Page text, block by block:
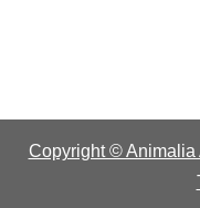
Copyright © Animalia